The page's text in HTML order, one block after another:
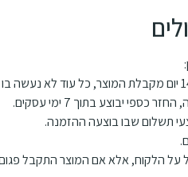
יבוצע בתוך 7 ימי עסקים.
תשלום שבו בוצעה ההזמנה.
על הלקוח, אלא אם המוצר התקבל פגום